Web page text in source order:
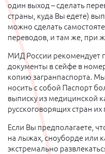
один выход – сделать
страны, куда Вы едете)
можно сделать
переводов, и там же, при
МИД России рекомендует
документы в сейфе в
копию загранпаспорта.
носить с собой Паспорт
выписку из медицинской
русскоговорящих стран
Если Вы предполагаете,
на лыжах, сноуборде или
экстремально